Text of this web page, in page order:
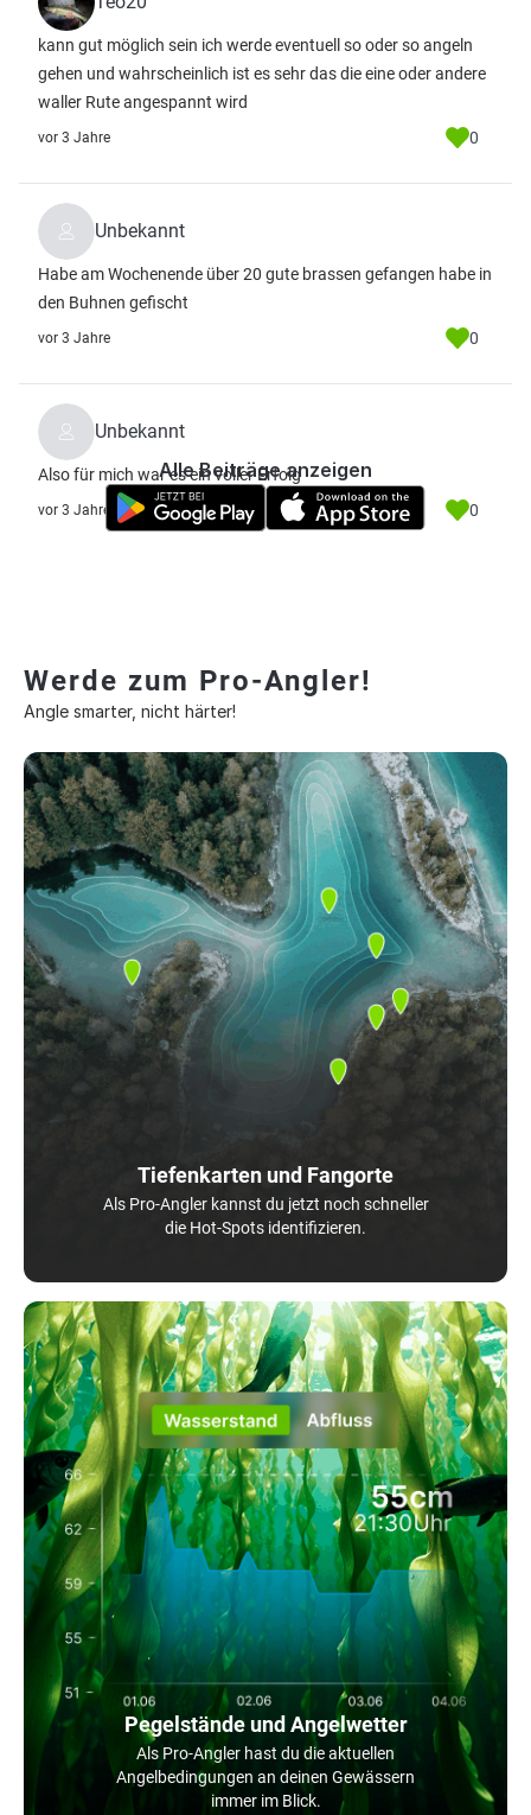
kann gut möglich sein ich werde eventuell so oder so angeln
gehen und wahrscheinlich ist es sehr das die eine oder andere
waller Rute angespannt wird
vor 3 Jahre 0
Unbekannt
Habe am Wochenende über 20 gute brassen gefangen habe in
den Buhnen gefischt
vor 3 Jahre 0
Unbekannt
Also für mich war es ein voller Erfolg
vor 3 Jahre 0
Alle Beiträge anzeigen
Werde zum Pro-Angler!
Angle smarter, nicht härter!
Tiefenkarten und Fangorte
Als Pro-Angler kannst du jetzt noch schneller
die Hot-Spots identifizieren.
Pegelstände und Angelwetter
Als Pro-Angler hast du die aktuellen
Angelbedingungen an deinen Gewässern
immer im Blick.